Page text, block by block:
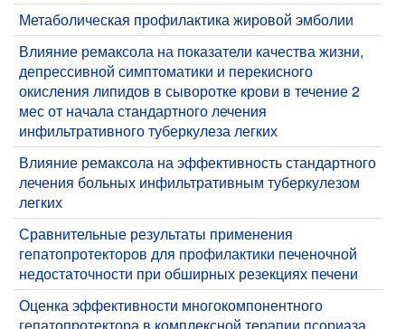
Метаболическая профилактика жировой эмболии
Влияние ремаксола на показатели качества жизни,
депрессивной симптоматики и перекисного
окисления липидов в сыворотке крови в течение 2
мес от начала стандартного лечения
инфильтративного туберкулеза легких
Влияние ремаксола на эффективность стандартного
лечения больных инфильтративным туберкулезом
легких
Сравнительные результаты применения
гепатопротекторов для профилактики печеночной
недостаточности при обширных резекциях печени
Оценка эффективности многокомпонентного